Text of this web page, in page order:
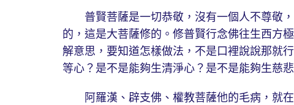
普賢菩薩是一切恭敬，沒有一個人不尊敬，
的，這是大菩薩修的。修普賢行念佛往生西方
解意思，要知道怎樣做法，不是口裡說說那就
等心？是不是能夠生清淨心？是不是能夠生慈
阿羅漢、辟支佛、權教菩薩他的毛病，就在